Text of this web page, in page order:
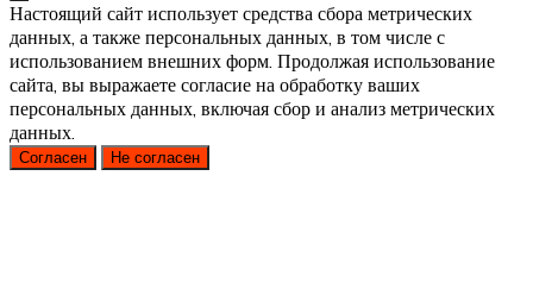
Настоящий сайт использует средства сбора метрических
данных, а также персональных данных, в том числе с
использованием внешних форм. Продолжая использование
сайта, вы выражаете согласие на обработку ваших
персональных данных, включая сбор и анализ метрических
данных.
Согласен Не согласен